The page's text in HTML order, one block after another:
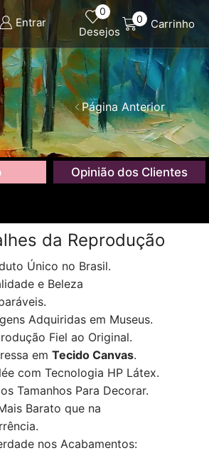
Entrar
0
Desejos
0 Carrinho
Página Anterior
Opinião dos Clientes
da Reprodução
Único no Brasil.
e Beleza
Adquiridas em Museus.
Fiel ao Original.
em Tecido Canvas.
com Tecnologia HP Látex.
Tamanhos Para Decorar.
Barato que na
nos Acabamentos: